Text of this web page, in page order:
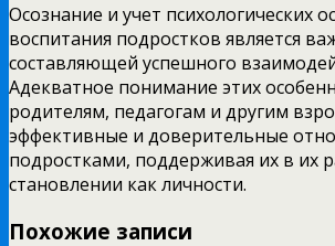
Осознание и учет психологических
воспитания подростков является
составляющей успешного
Адекватное понимание этих
родителям, педагогам и другим
эффективные и доверительные
подростками, поддерживая их в их
становлении как личности.
Похожие записи